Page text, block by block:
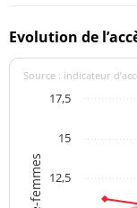
Evolution de
Source : indicateur
12,5
15
17,5